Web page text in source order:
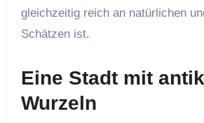
gleichzeitig reich an natürlichen
Schätzen ist.
Eine Stadt mit
Wurzeln